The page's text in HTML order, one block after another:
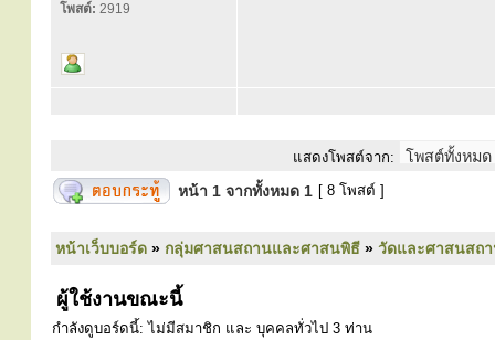
โพสต์: 2919
แสดงโพสต์จาก:
หน้า 1 จากทั้งหมด 1 [ 8 โพสต์ ]
หน้าเว็บบอร์ด » กลุ่มศาสนสถานและศาสนพิธี » วัดและศาสนสถ
ผู้ใช้งานขณะนี้
กำลังดูบอร์ดนี้: ไม่มีสมาชิก และ บุคคลทั่วไป 3 ท่าน